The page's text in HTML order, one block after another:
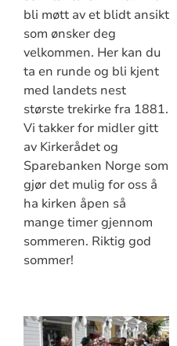
bli møtt av et blidt ansikt
som ønsker deg
velkommen. Her kan du
ta en runde og bli kjent
med landets nest
største trekirke fra 1881.
Vi takker for midler gitt
av Kirkerådet og
Sparebanken Norge som
gjør det mulig for oss å
ha kirken åpen så
mange timer gjennom
sommeren. Riktig god
sommer!